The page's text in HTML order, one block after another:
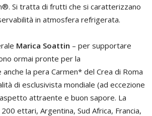
Si tratta di frutti che si caratterizzano
in atmosfera refrigerata.
Marica Soattin – per supportare
ormai pronte per la
la pera Carmen* del Crea di Roma
di esclusivista mondiale (ad eccezione
attraente e buon sapore. La
ettari, Argentina, Sud Africa, Francia,